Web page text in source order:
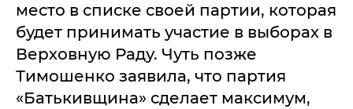
место в списке своей партии, которая
будет принимать участие в выборах в
Верховную Раду. Чуть позже
Тимошенко заявила, что партия
«Батькивщина» сделает максимум,